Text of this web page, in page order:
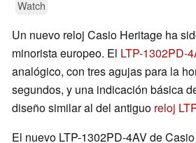
Watch
Un nuevo reloj Casio Heritage ha
minorista europeo. El LTP-1302PD-
analógico, con tres agujas para la
segundos, y una indicación básica
diseño similar al del antiguo reloj
El nuevo LTP-1302PD-4AV de